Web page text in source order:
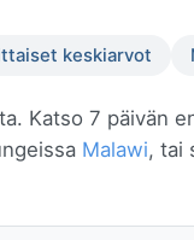
keskiarvot
Katso 7 päivän
Malawi, tai